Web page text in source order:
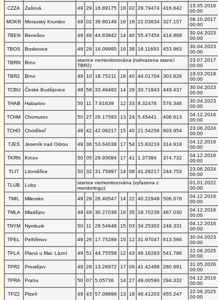
CZZA Zašová 49 29 16.89175 18 02 29.79474 416.842
15.05.2016
00:00
MOKR
Moravský Krumlov 49 02 36.86148 16 18 22.03634 327.157
08.10.2017
00:00
TBEN
Benešov 49 46 44.83842 14 40 55.47454 414.968
30.04.2023
00:00
TBOS
Boskovice 49 29 16.09995 16 38 16.11693 453.963
30.04.2023
00:00
TBRN
Brno
stanice nemonitorována (nahrazena stanicí
TBR2)
23.07.2017
00:00
TBR2
Brno 49 10 18.75211 16 40 44.01704 303.826
18.03.2018
00:00
TCBU
České Budějovice 48 58 33.46492 14 29 33.71843 449.437
30.04.2023
00:00
THAB
Habartov 50 11 7.61639 12 33 8.32478 576.346
30.04.2023
00:00
TCHM
Chomutov 50 27 26.17593 13 24 5.45441 406.613
04.12.2016
00:00
TCHO
Chotěboř 49 42 42.06217 15 40 21.54256 603.954
23.06.2024
00:00
TJES
Jeseník nad Odrou 49 36 53.64038 17 54 15.83219 314.918
04.12.2016
00:00
TKRN
Krnov 50 05 29.93084 17 41 1.37384 374.732
04.12.2016
00:00
TLIT
Litoměřice 50 32 31.75997 14 08 41.28217 244.753
23.06.2024
00:00
TLUB
Luby
stanice nemonitorována (vyřazena z
monitoringu)
01.01.2022
00:00
TMIL
Milevsko 49 26 26.40547 14 22 40.22949 506.078
04.12.2016
00:00
TMLA
Mladějov 49 49 30.27038 16 35 18.70238 467.030
04.12.2016
00:00
TNYM
Nymburk 50 11 29.54648 15 03 34.25302 248.331
04.12.2016
00:00
TPEL
Pelhřimov 49 26 17.75289 15 12 31.97047 613.566
30.04.2023
00:00
TPLA
Planá u Mar. Lázní 49 51 44.75558 12 43 46.16283 541.796
22.06.2025
00:00
TPR2
Prostějov 49 28 13.26972 17 06 41.42488 280.981
31.05.2026
00:00
TPRA
Praha 50 07 5.05736 14 27 49.00590 294.332
04.12.2016
00:00
TPZ2
Plzeň 49 43 57.09898 13 18 46.41203 455.247
22.06.2025
00:00